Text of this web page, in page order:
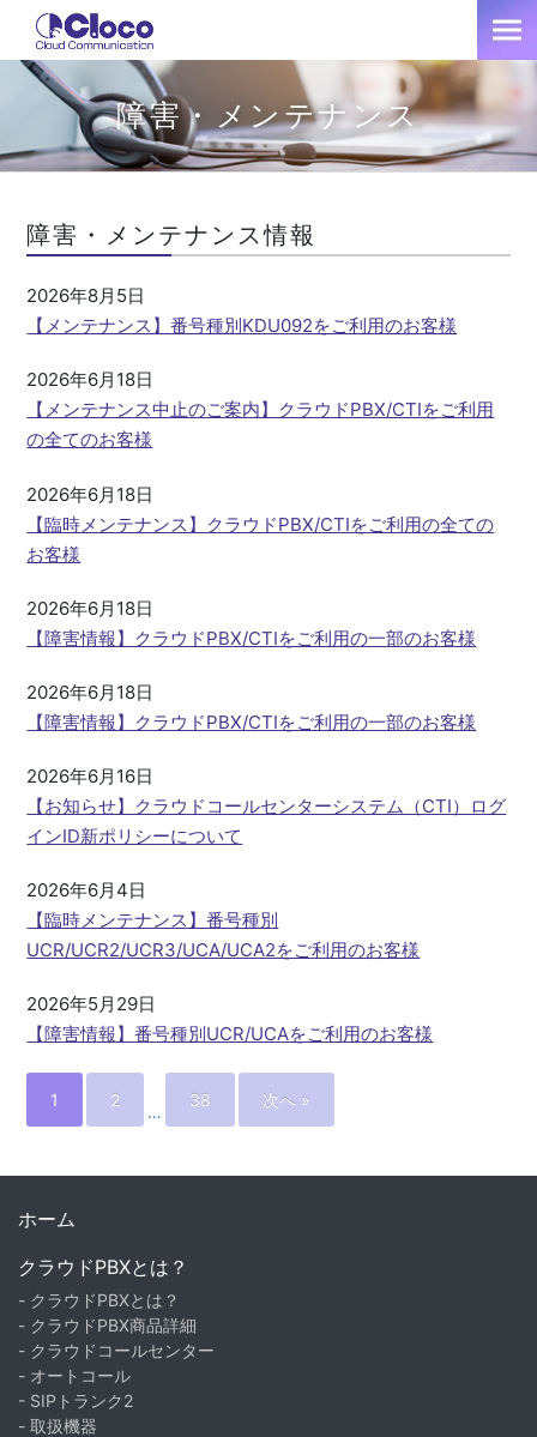
障害・メンテナンス
障害・メンテナンス情報
2026年8月5日
【メンテナンス】番号種別KDU092をご利用のお客様
2026年6月18日
【メンテナンス中止のご案内】クラウドPBX/CTIをご利用
の全てのお客様
2026年6月18日
【臨時メンテナンス】クラウドPBX/CTIをご利用の全ての
お客様
2026年6月18日
【障害情報】クラウドPBX/CTIをご利用の一部のお客様
2026年6月18日
【障害情報】クラウドPBX/CTIをご利用の一部のお客様
2026年6月16日
【お知らせ】クラウドコールセンターシステム（CTI）ログ
インID新ポリシーについて
2026年6月4日
【臨時メンテナンス】番号種別
UCR/UCR2/UCR3/UCA/UCA2をご利用のお客様
2026年5月29日
【障害情報】番号種別UCR/UCAをご利用のお客様
1 2
…
38 次へ »
ホーム
クラウドPBXとは？
- クラウドPBXとは？
- クラウドPBX商品詳細
- クラウドコールセンター
- オートコール
- SIPトランク2
- 取扱機器